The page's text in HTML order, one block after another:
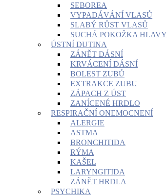
SEBOREA
VYPADÁVÁNÍ VLASŮ
SLABÝ RŮST VLASŮ
SUCHÁ POKOŽKA HLAVY
ÚSTNÍ DUTINA
ZÁNĚT DÁSNÍ
KRVÁCENÍ DÁSNÍ
BOLEST ZUBŮ
EXTRAKCE ZUBU
ZÁPACH Z ÚST
ZANÍCENÉ HRDLO
RESPIRAČNÍ ONEMOCNENÍ
ALERGIE
ASTMA
BRONCHITIDA
RÝMA
KAŠEL
LARYNGITIDA
ZÁNĚT HRDLA
PSYCHIKA